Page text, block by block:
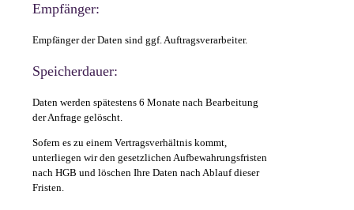
Empfänger:
Empfänger der Daten sind ggf. Auftragsverarbeiter.
Speicherdauer:
Daten werden spätestens 6 Monate nach Bearbeitung
der Anfrage gelöscht.
Sofern es zu einem Vertragsverhältnis kommt,
unterliegen wir den gesetzlichen Aufbewahrungsfristen
nach HGB und löschen Ihre Daten nach Ablauf dieser
Fristen.